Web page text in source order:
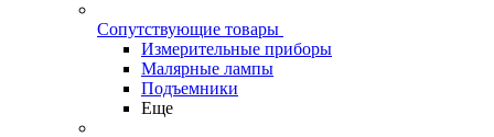
Сопутствующие товары
Измерительные приборы
Малярные лампы
Подъемники
Еще